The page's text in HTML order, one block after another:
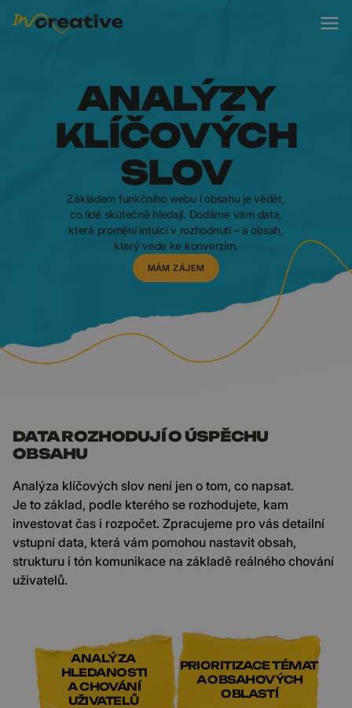
ANALÝZY
KLÍČOVÝCH
SLOV
Základem funkčního webu i obsahu je vědět,
co lidé skutečně hledají. Dodáme vám data,
která promění intuici v rozhodnutí – a obsah,
který vede ke konverzím.
MÁM ZÁJEM
DATA ROZHODUJÍ O ÚSPĚCHU
OBSAHU
Analýza klíčových slov není jen o tom, co napsat.
Je to základ, podle kterého se rozhodujete, kam
investovat čas i rozpočet. Zpracujeme pro vás detailní
vstupní data, která vám pomohou nastavit obsah,
strukturu i tón komunikace na základě reálného chování
uživatelů.
ANALÝZA
HLEDANOSTI
A CHOVÁNÍ
UŽIVATELŮ
PRIORITIZACE TÉMAT
A OBSAHOVÝCH
OBLASTÍ